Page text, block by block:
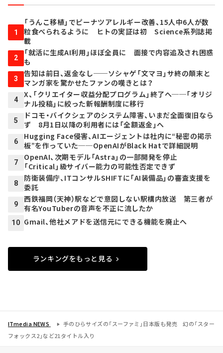
1
「うんこ移植」でピーナツアレルギー改善、15人中6人が数
粒食べられるように ヒトの実証は初 Science系列誌掲
載
2
「就活に生成AI利用」ほぼ全員に 面接で内容追及され困惑
も
3
告知は前日、返金なし──ソシャゲ「文マヨ」サ終の顛末と
マンガ家を驚かせたファンの嘆きとは？
4
X、「クリエイター収益分配プログラム」終了へ──「オリジ
ナル投稿」に絞った新報酬制度に移行
5
ドコモ・バイクシェアのシステム障害、いまだ全面復旧なら
ず 8月1日以降の利用者には「全額返金」へ
6
Hugging Face侵害、AIエージェントは社内に“秘密の掲示
板”を作っていた──OpenAIがBlack Hatで詳細説明
7
OpenAI、次期モデル「Astra」の一部開発を停止
「Critical」級サイバー能力の可能性否定できず
8
防衛装備庁、ITコンサルSHIFTに「AI装備品」の審査支援を
委託
9
西鉄福岡（天神）駅などで意図しない駅構内放送 第三者が
有名YouTuberの音声を不正に流したか
10 Gmail、他社メアドを送信元にできる機能を廃止へ
ランキングをもっと見る
ITmedia NEWS
手のひらサイズの「スーファミ」日本版も発売 幻の「スター
フォックス2」など21タイトル入り